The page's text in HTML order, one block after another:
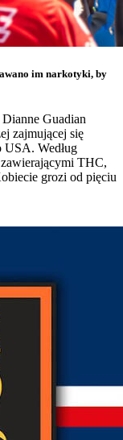
im narkotyki, by
Guadian
zajmującej się
Według
THC,
grozi od pięciu